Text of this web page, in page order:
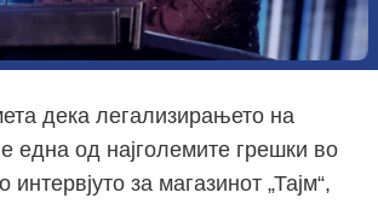
дека легализирањето на
една од најголемите грешки во
интервјуто за магазинот „Тајм“,